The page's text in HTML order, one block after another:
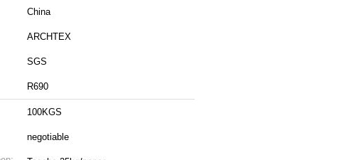
China
ARCHTEX
SGS
R690
100KGS
negotiable